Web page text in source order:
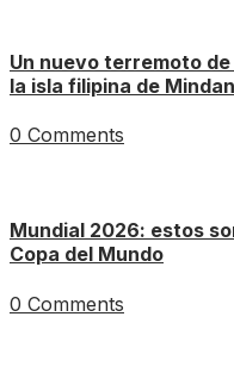
Un nuevo terremoto
la isla filipina de
0 Comments
Mundial 2026: estos
Copa del Mundo
0 Comments